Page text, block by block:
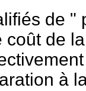
de "
coût de
à